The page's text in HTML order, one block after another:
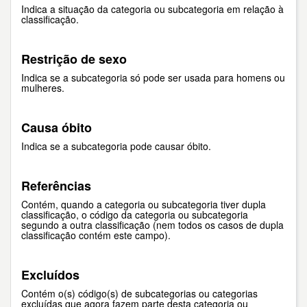
Indica a situação da categoria ou subcategoria em relação à
classificação.
Restrição de sexo
Indica se a subcategoria só pode ser usada para homens ou
mulheres.
Causa óbito
Indica se a subcategoria pode causar óbito.
Referências
Contém, quando a categoria ou subcategoria tiver dupla
classificação, o código da categoria ou subcategoria
segundo a outra classificação (nem todos os casos de dupla
classificação contém este campo).
Excluídos
Contém o(s) código(s) de subcategorias ou categorias
excluídas que agora fazem parte desta categoria ou